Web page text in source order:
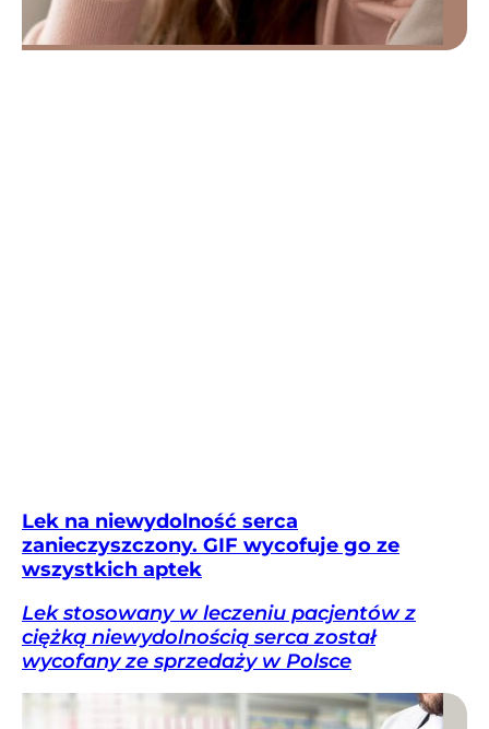
Lek na niewydolność serca
zanieczyszczony. GIF wycofuje go ze
wszystkich aptek
Lek stosowany w leczeniu pacjentów z
ciężką niewydolnością serca został
wycofany ze sprzedaży w Polsce